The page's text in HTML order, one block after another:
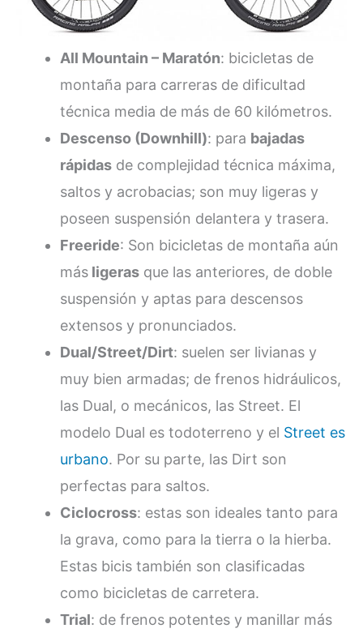
All Mountain – Maratón: bicicletas de
montaña para carreras de dificultad
técnica media de más de 60 kilómetros.
Descenso (Downhill): para bajadas
rápidas de complejidad técnica máxima,
saltos y acrobacias; son muy ligeras y
poseen suspensión delantera y trasera.
Freeride: Son bicicletas de montaña aún
más ligeras que las anteriores, de doble
suspensión y aptas para descensos
extensos y pronunciados.
Dual/Street/Dirt: suelen ser livianas y
muy bien armadas; de frenos hidráulicos,
las Dual, o mecánicos, las Street. El
modelo Dual es todoterreno y el Street es
urbano. Por su parte, las Dirt son
perfectas para saltos.
Ciclocross: estas son ideales tanto para
la grava, como para la tierra o la hierba.
Estas bicis también son clasificadas
como bicicletas de carretera.
Trial: de frenos potentes y manillar más